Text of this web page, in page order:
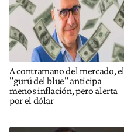
A contramano del mercado, el
"gurú del blue" anticipa
menos inflación, pero alerta
por el dólar